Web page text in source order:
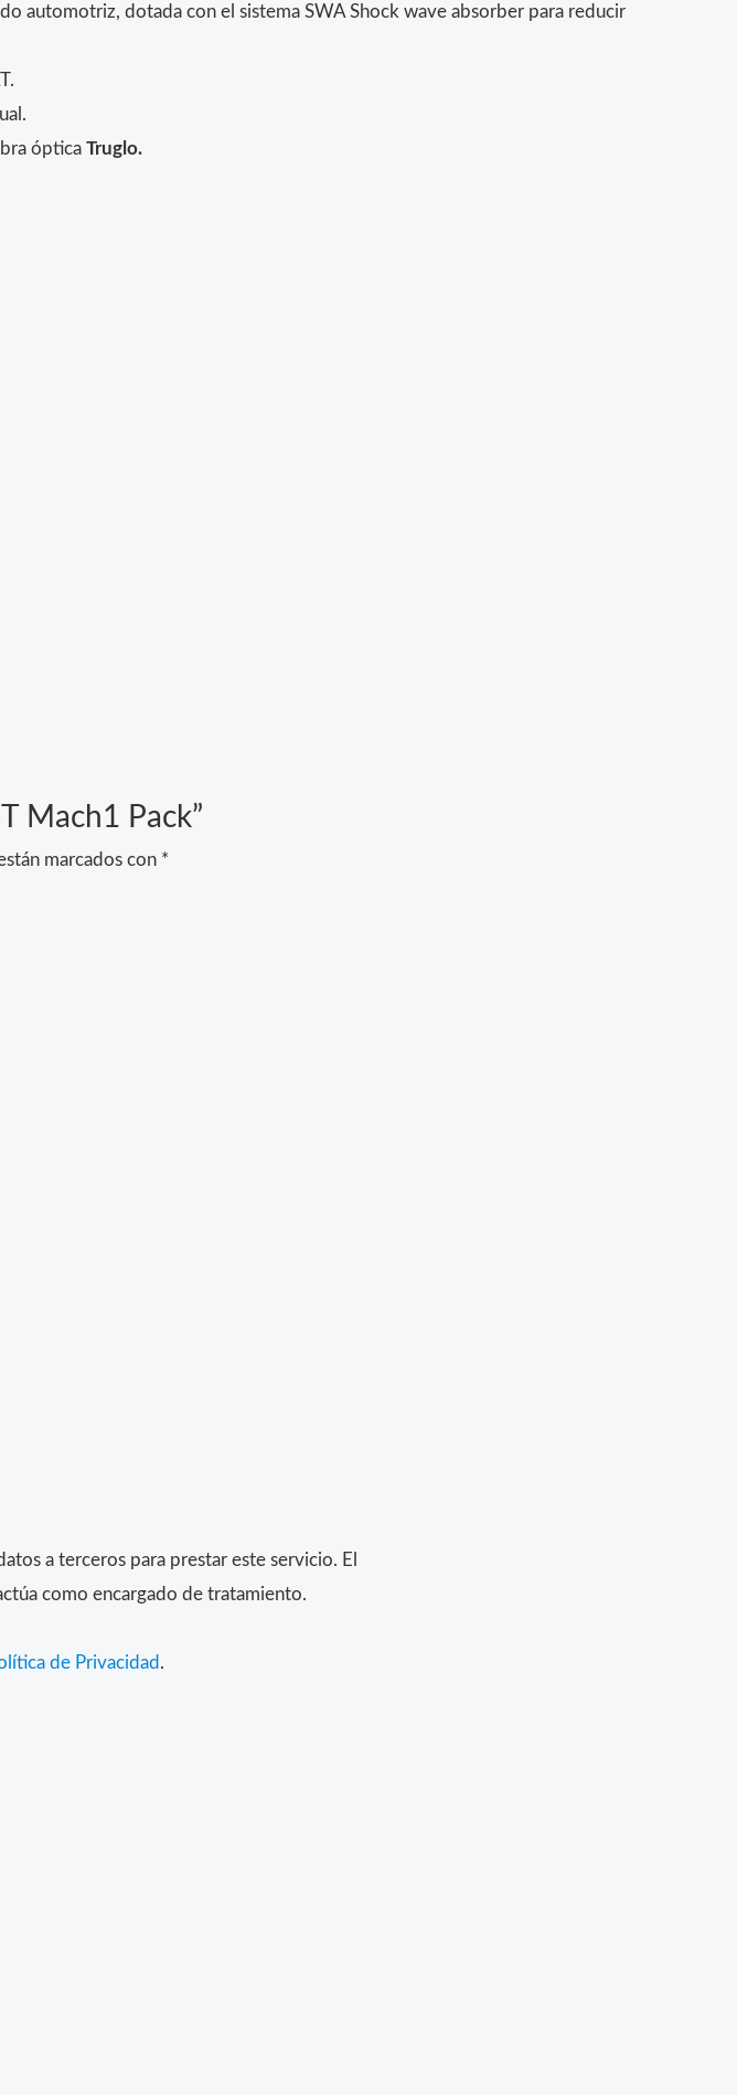
automotriz, dotada con el sistema SWA Shock wave absorber para reducir
óptica Truglo.
Mach1 Pack”
marcados con *
a terceros para prestar este servicio. El
como encargado de tratamiento.
de Privacidad .